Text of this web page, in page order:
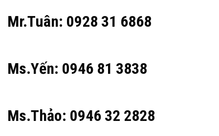
Mr.Tuân: 0928 31 6868
Ms.Yến: 0946 81 3838
Ms.Thảo: 0946 32 2828